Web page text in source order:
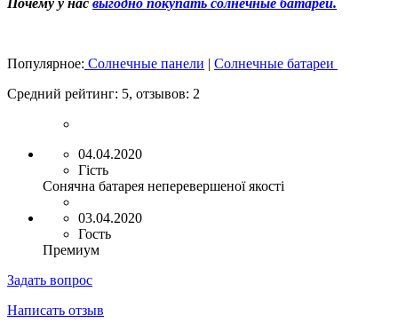
Популярное: Солнечные панели | Солнечные батареи
Средний рейтинг: 5, отзывов: 2
04.04.2020
Гість
Сонячна батарея неперевершеної якості
03.04.2020
Гость
Премиум
Задать вопрос
Написать отзыв